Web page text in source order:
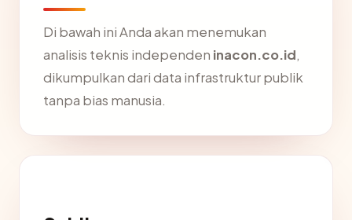
Di bawah ini Anda akan menemukan
analisis teknis independen inacon.co.id,
dikumpulkan dari data infrastruktur publik
tanpa bias manusia.